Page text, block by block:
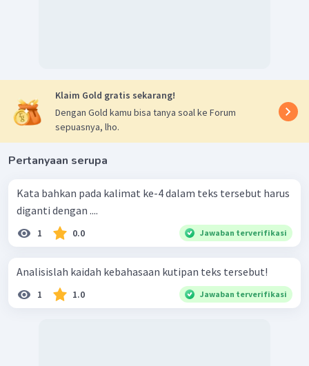
Klaim Gold gratis sekarang!
Dengan Gold kamu bisa tanya soal ke Forum
sepuasnya, lho.
Pertanyaan serupa
Kata bahkan pada kalimat ke-4 dalam teks tersebut harus
diganti dengan ....
1 0.0 Jawaban terverifikasi
Analisislah kaidah kebahasaan kutipan teks tersebut!
1 1.0 Jawaban terverifikasi